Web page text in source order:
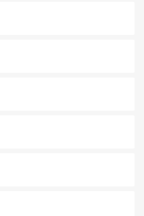
元の風情を楽しめる外せないスポット